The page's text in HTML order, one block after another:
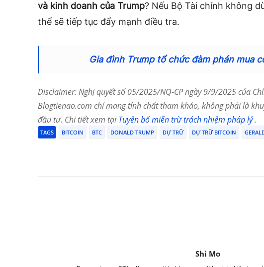
và kinh doanh của Trump? Nếu Bộ Tài chính không
thể sẽ tiếp tục đẩy mạnh điều tra.
Gia đình Trump tổ chức đàm phán mua
Disclaimer: Nghị quyết số 05/2025/NQ-CP ngày 9/9/2025 của
Blogtienao.com chỉ mang tính chất tham khảo, không phải là
đầu tư. Chi tiết xem tạiTuyên bố miễn trừ trách nhiệm pháp lý.
TAGS BITCOIN BTC DONALD TRUMP DỰ TRỮ DỰ TRỮ BITCOIN
Shi Mo